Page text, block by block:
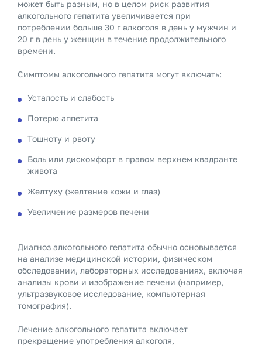
может быть разным, но в целом риск развития
алкогольного гепатита увеличивается при
потреблении больше 30 г алкоголя в день у мужчин и
20 г в день у женщин в течение продолжительного
времени.
Симптомы алкогольного гепатита могут включать:
Усталость и слабость
Потерю аппетита
Тошноту и рвоту
Боль или дискомфорт в правом верхнем квадранте
живота
Желтуху (желтение кожи и глаз)
Увеличение размеров печени
Диагноз алкогольного гепатита обычно основывается
на анализе медицинской истории, физическом
обследовании, лабораторных исследованиях, включая
анализы крови и изображение печени (например,
ультразвуковое исследование, компьютерная
томография).
Лечение алкогольного гепатита включает
прекращение употребления алкоголя,